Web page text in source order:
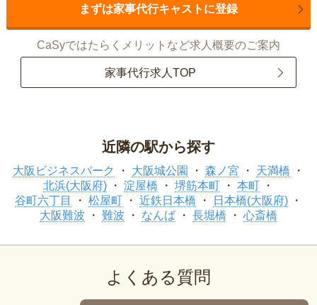
まずは家事代行キャストに登録
CaSyではたらくメリットなど求人概要のご案内
家事代行求人TOP
近隣の駅から探す
大阪ビジネスパーク 大阪城公園 森ノ宮
天満橋
北浜(大阪府)
淀屋橋 堺筋本町
本町
谷町六丁目
松屋町 近鉄日本橋
日本橋(大阪府)
大阪難波
難波 なんば 長堀橋 心斎橋
よくある質問